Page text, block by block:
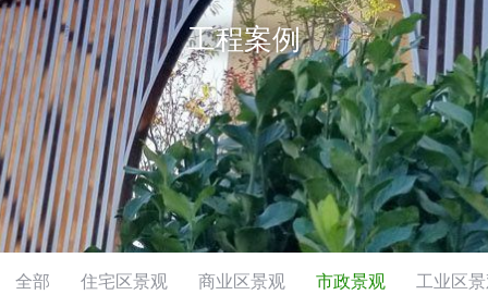
工程案例
全部 住宅区景观 商业区景观 市政景观 工业区